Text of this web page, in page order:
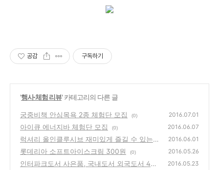
공감 구독하기
'행사·체험 리뷰' 카테고리의 다른 글
궁중비책 안심목욕 2종 체험단 모집 (0) 2016.07.01
아이큐 에너지바 체험단 모집 (0) 2016.06.07
럭셔리 올인클루시브 재미있게 즐길 수 있는
방법?! 켄싱턴 제주 호텔 서포터즈 모집중 :: 여
유로움이 넘치는 제주에서 여름휴가를 즐겨보
2016.06.01
롯데리아 소프트아이스크림 300원 (0) 2016.05.26
인터파크도서 사은품, 국내도서 외국도서 4만
2016.05.23